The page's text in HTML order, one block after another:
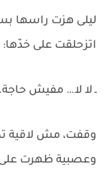
ليلى هزت راسها
اتزحلقت على خدّها:
ـ لا لا… مفيش
وقفت، مش لاقية
وعصبية ظهرت